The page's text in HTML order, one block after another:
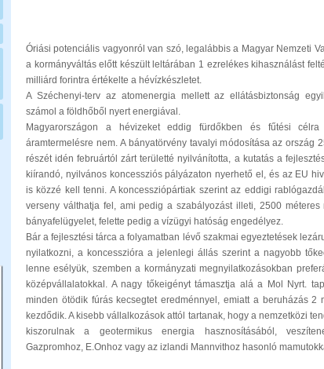
Óriási potenciális vagyonról van szó, legalábbis a Magyar Nemzeti
a kormányváltás előtt készült leltárában 1 ezrelékes kihasználást
milliárd forintra értékelte a hévízkészletet.
A Széchenyi-terv az atomenergia mellett az ellátásbiztonság
számol a földhőből nyert energiával.
Magyarországon a hévizeket eddig fürdőkben és fűtési célra
áramtermelésre nem. A bányatörvény tavalyi módosítása az ország
részét idén februártól zárt területté nyilvánította, a kutatás a
kiírandó, nyilvános koncessziós pályázaton nyerhető el, és az EU
is közzé kell tenni. A koncessziópártiak szerint az eddigi
verseny válthatja fel, ami pedig a szabályozást illeti, 2500 méteres
bányafelügyelet, felette pedig a vízügyi hatóság engedélyez.
Bár a fejlesztési tárca a folyamatban lévő szakmai egyeztetések
nyilatkozni, a koncesszióra a jelenlegi állás szerint a nagyobb
lenne esélyük, szemben a kormányzati megnyilatkozásokban
középvállalatokkal. A nagy tőkeigényt támasztja alá a Mol Nyrt.
minden ötödik fúrás kecsegtet eredménnyel, emiatt a beruházás 2
kezdődik. A kisebb vállalkozások attól tartanak, hogy a nemzetközi
kiszorulnak a geotermikus energia hasznosításából,
Gazpromhoz, E.Onhoz vagy az izlandi Mannvithoz hasonló